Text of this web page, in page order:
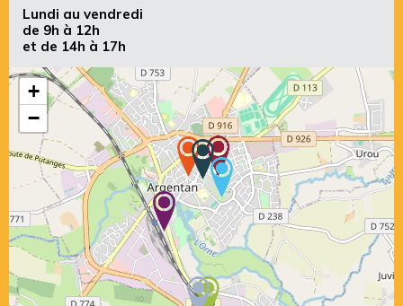
Lundi au vendredi
de 9h à 12h
et de 14h à 17h
+
−